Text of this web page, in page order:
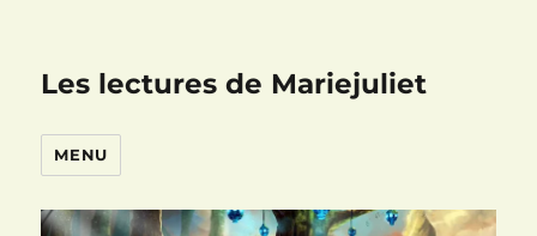
Les lectures de Mariejuliet
MENU